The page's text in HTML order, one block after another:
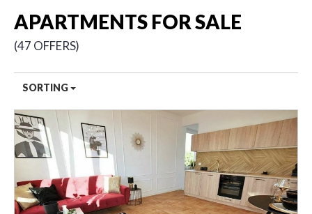
APARTMENTS FOR SALE
47 OFFERS
SORTING